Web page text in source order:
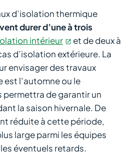
Что важно знать перед
мы расскажем о самых
которые стали
своему опыту, знаниям и
в мир азарта и
продолжайте чтение!
travaux d’isolation
les 5 erreurs à éviter !
d’isolation thermique
durer d’une à trois
intérieur
et de deux à
d’isolation extérieure. La
envisager des travaux
est l’automne ou le
permettra de garantir un
la saison hivernale. De
réduite à cette période,
large parmi les équipes
éventuels retards.